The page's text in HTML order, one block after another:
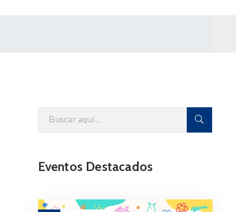
Eventos Destacados